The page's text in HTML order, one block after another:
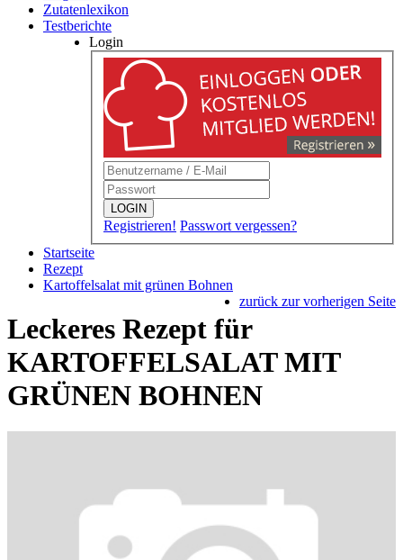
Zutatenlexikon
Testberichte
Login
LOGIN
Registrieren! Passwort vergessen?
Startseite
Rezept
Kartoffelsalat mit grünen Bohnen
zurück zur vorherigen Seite
Leckeres Rezept für
KARTOFFELSALAT MIT
GRÜNEN BOHNEN